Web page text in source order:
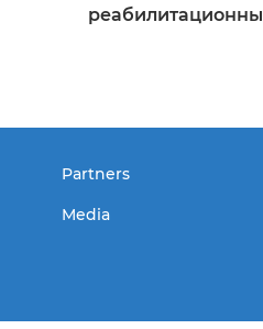
Partners
Media